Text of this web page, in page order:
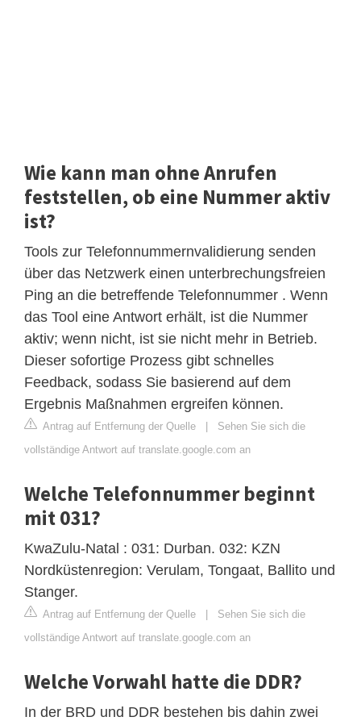
Wie kann man ohne Anrufen
feststellen, ob eine Nummer aktiv
ist?
Tools zur Telefonnummernvalidierung senden
über das Netzwerk einen unterbrechungsfreien
Ping an die betreffende Telefonnummer . Wenn
das Tool eine Antwort erhält, ist die Nummer
aktiv; wenn nicht, ist sie nicht mehr in Betrieb.
Dieser sofortige Prozess gibt schnelles
Feedback, sodass Sie basierend auf dem
Ergebnis Maßnahmen ergreifen können.
Antrag auf Entfernung der Quelle | Sehen Sie sich die
vollständige Antwort auf translate.google.com an
Welche Telefonnummer beginnt
mit 031?
KwaZulu-Natal : 031: Durban. 032: KZN
Nordküstenregion: Verulam, Tongaat, Ballito und
Stanger.
Antrag auf Entfernung der Quelle | Sehen Sie sich die
vollständige Antwort auf translate.google.com an
Welche Vorwahl hatte die DDR?
In der BRD und DDR bestehen bis dahin zwei